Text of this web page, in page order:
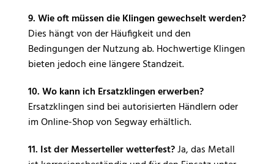
9. Wie oft müssen die Klingen gewechselt werden?
Dies hängt von der Häufigkeit und den
Bedingungen der Nutzung ab. Hochwertige Klingen
bieten jedoch eine längere Standzeit.
10. Wo kann ich Ersatzklingen erwerben?
Ersatzklingen sind bei autorisierten Händlern oder
im Online-Shop von Segway erhältlich.
11. Ist der Messerteller wetterfest?Ja, das Metall